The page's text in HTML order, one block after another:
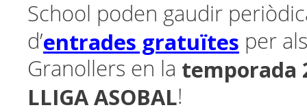
School poden gaudir
d’entrades gratuïtes per
Granollers en la temporada
LLIGA ASOBAL!